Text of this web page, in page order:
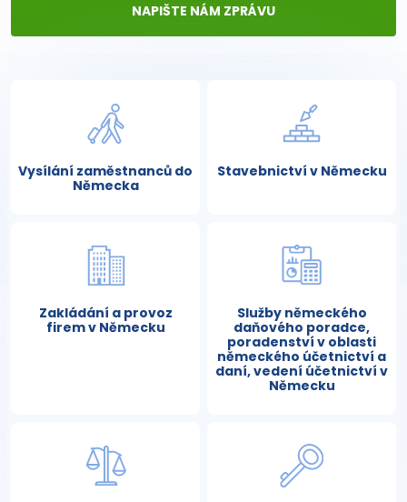
NAPIŠTE NÁM ZPRÁVU
Vysílání zaměstnanců do
Německa
Stavebnictví v Německu
Zakládání a provoz
firem v Německu
Služby německého
daňového poradce,
poradenství v oblasti
německého účetnictví a
daní, vedení účetnictví v
Německu